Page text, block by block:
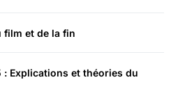
film et de la fin
Explications et théories du